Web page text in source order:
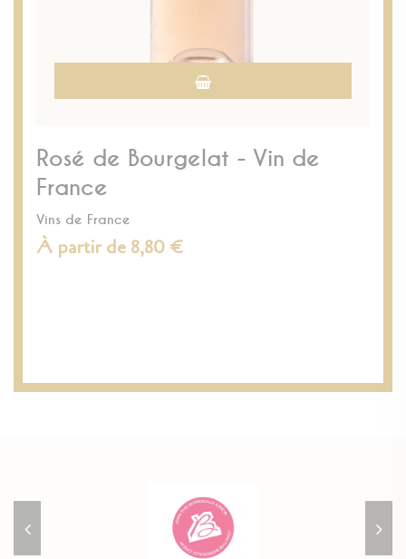
Rosé de Bourgelat - Vin de
France
Vins de France
À partir de 8,80 €